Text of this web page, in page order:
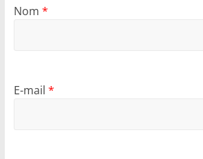
Nom *
E-mail *